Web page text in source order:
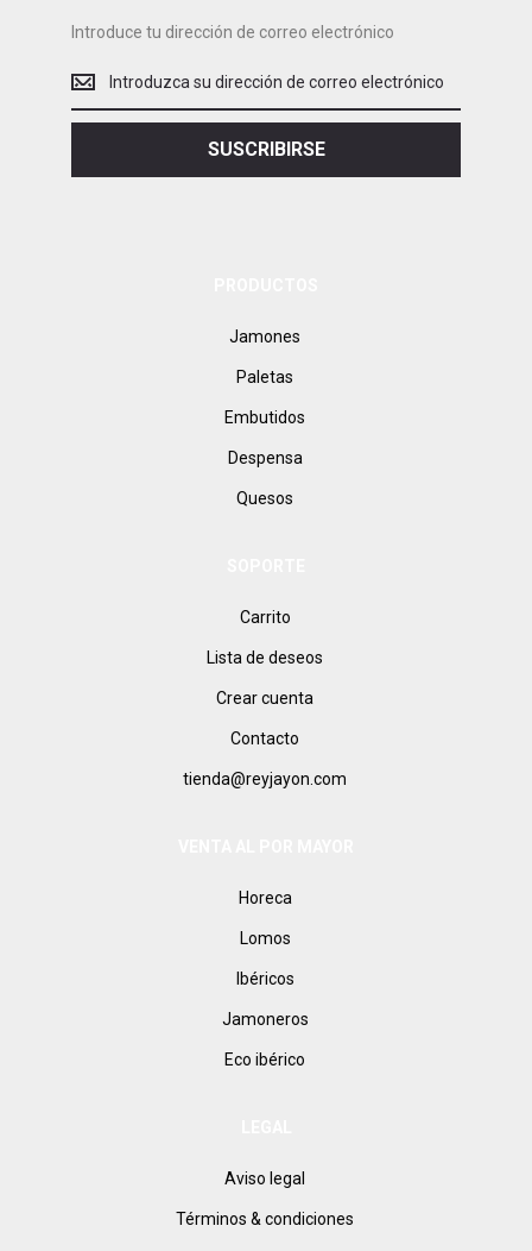
Introduce tu dirección de correo electrónico
tu
dirección
SUSCRIBIRSE
Jamones
Paletas
Embutidos
Despensa
Quesos
Carrito
Lista de deseos
Crear cuenta
Contacto
tienda@reyjayon.com
Horeca
Lomos
Ibéricos
Jamoneros
Eco ibérico
Aviso legal
Términos & condiciones